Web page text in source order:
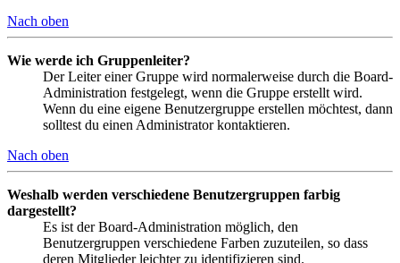
Nach oben
Wie werde ich Gruppenleiter?
Der Leiter einer Gruppe wird normalerweise durch die Board-
Administration festgelegt, wenn die Gruppe erstellt wird.
Wenn du eine eigene Benutzergruppe erstellen möchtest, dann
solltest du einen Administrator kontaktieren.
Nach oben
Weshalb werden verschiedene Benutzergruppen farbig
dargestellt?
Es ist der Board-Administration möglich, den
Benutzergruppen verschiedene Farben zuzuteilen, so dass
deren Mitglieder leichter zu identifizieren sind.